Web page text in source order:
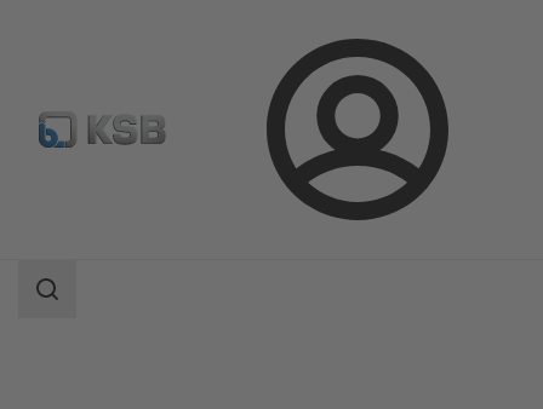
ล็อกอิน
แค็ตตาล็อกผลิตภัณฑ์
BOA-Control/ BOA‑Control IMS
ขอบเขต